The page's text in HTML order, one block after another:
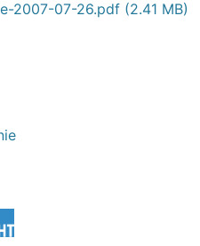
2007-07-26.pdf (2.41 MB)